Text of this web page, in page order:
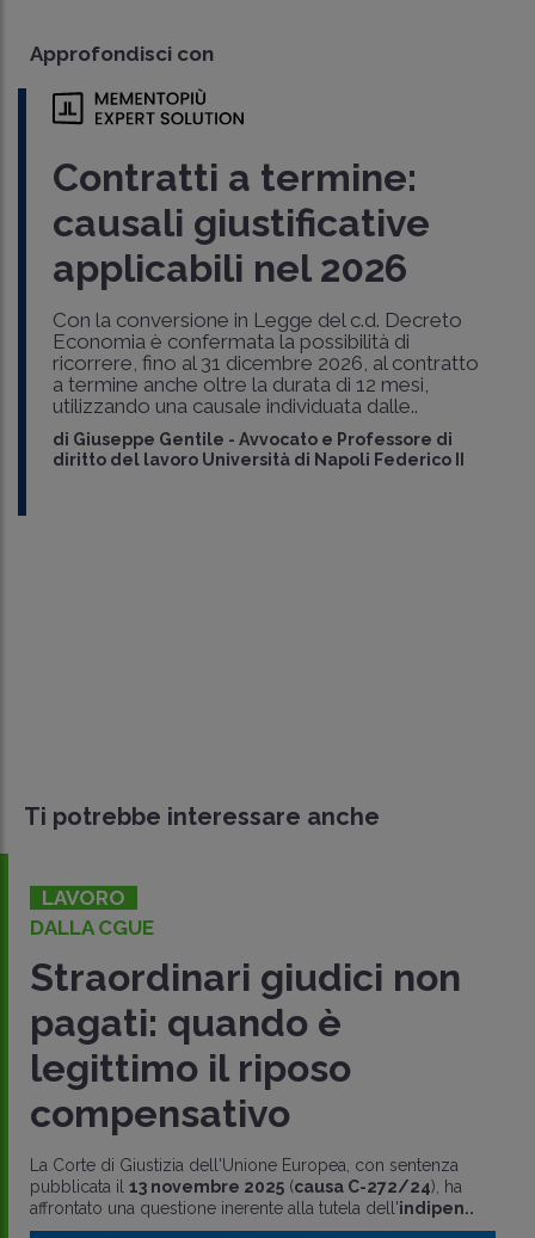
Approfondisci con
Contratti a termine:
causali giustificative
applicabili nel 2026
Con la conversione in Legge del c.d. Decreto
Economia è confermata la possibilità di
ricorrere, fino al 31 dicembre 2026, al contratto
a termine anche oltre la durata di 12 mesi,
utilizzando una causale individuata dalle..
di Giuseppe Gentile - Avvocato e Professore di
diritto del lavoro Università di Napoli Federico II
Ti potrebbe interessare anche
LAVORO
DALLA CGUE
Straordinari giudici non
pagati: quando è
legittimo il riposo
compensativo
La Corte di Giustizia dell'Unione Europea, con sentenza
pubblicata il 13 novembre 2025 (causa C-272/24), ha
affrontato una questione inerente alla tutela dell'indipen..